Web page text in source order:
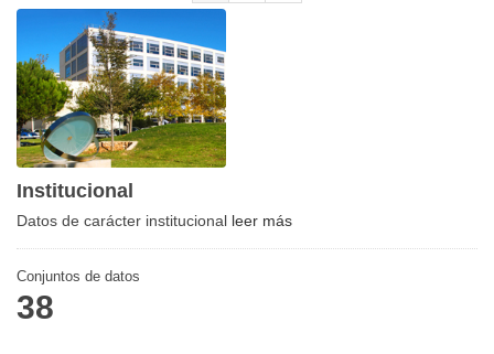
Institucional
Datos de carácter institucional leer más
Conjuntos de datos
38